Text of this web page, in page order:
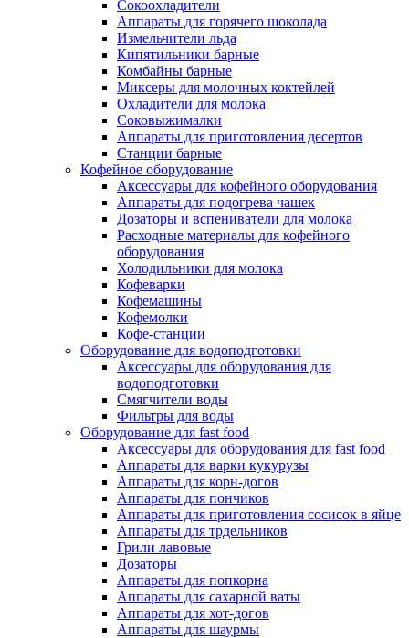
Сокоохладители
Аппараты для горячего шоколада
Измельчители льда
Кипятильники барные
Комбайны барные
Миксеры для молочных коктейлей
Охладители для молока
Соковыжималки
Аппараты для приготовления десертов
Станции барные
Кофейное оборудование
Аксессуары для кофейного оборудования
Аппараты для подогрева чашек
Дозаторы и вспениватели для молока
Расходные материалы для кофейного
оборудования
Холодильники для молока
Кофеварки
Кофемашины
Кофемолки
Кофе-станции
Оборудование для водоподготовки
Аксессуары для оборудования для
водоподготовки
Смягчители воды
Фильтры для воды
Оборудование для fast food
Аксессуары для оборудования для fast food
Аппараты для варки кукурузы
Аппараты для корн-догов
Аппараты для пончиков
Аппараты для приготовления сосисок в яйце
Аппараты для трдельников
Грили лавовые
Дозаторы
Аппараты для попкорна
Аппараты для сахарной ваты
Аппараты для хот-догов
Аппараты для шаурмы